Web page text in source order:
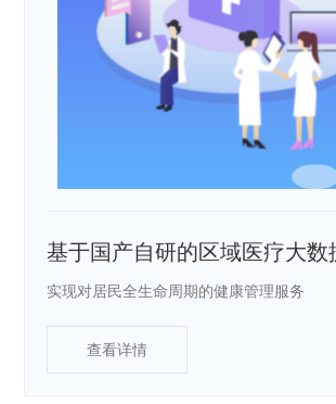
基于国产自研的区域医疗大数
实现对居民全生命周期的健康管理服务
查看详情